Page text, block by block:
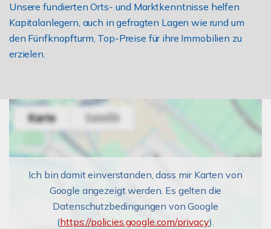
Unsere fundierten Orts- und Marktkenntnisse helfen
Kapitalanlegern, auch in gefragten Lagen wie rund um
den Fünfknopfturm, Top-Preise für ihre Immobilien zu
erzielen.
Ich bin damit einverstanden, dass mir Karten von
Google angezeigt werden. Es gelten die
Datenschutzbedingungen von Google
(https://policies.google.com/privacy).